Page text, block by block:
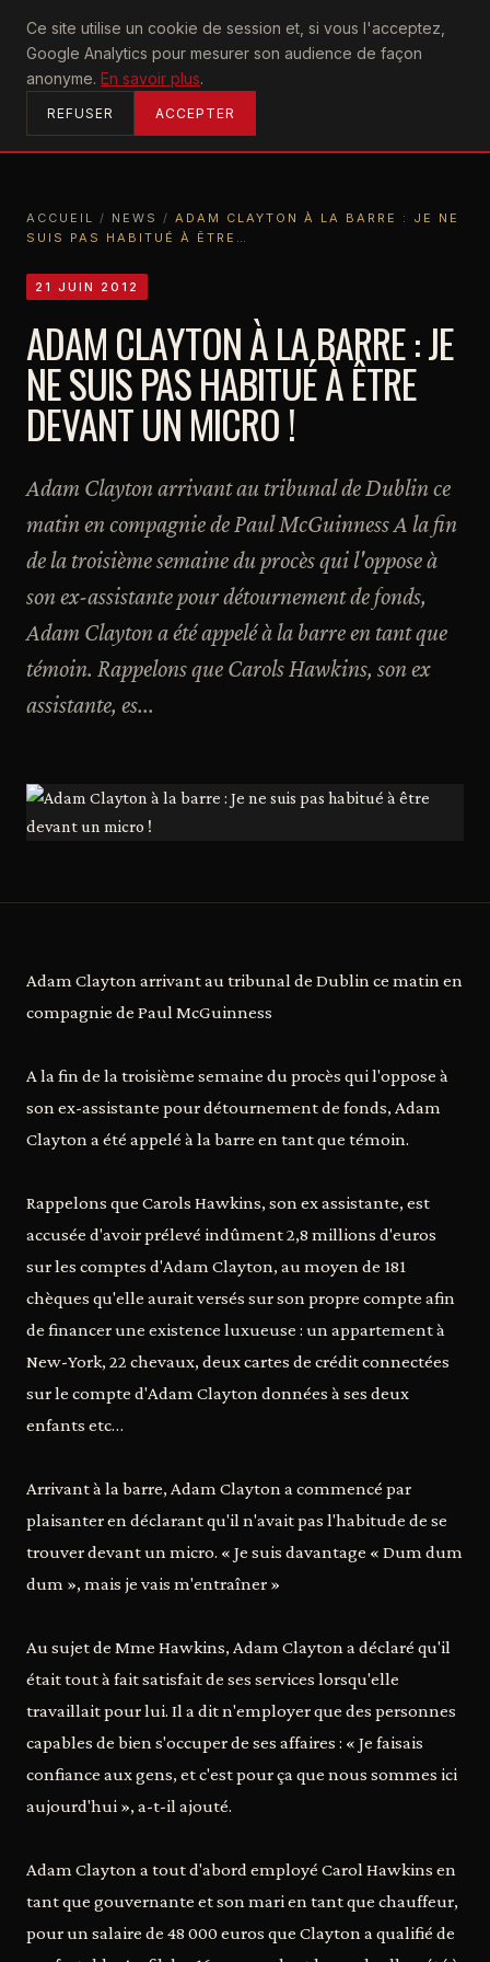
Ce site utilise un cookie de session et, si vous l'acceptez,
Google Analytics pour mesurer son audience de façon
anonyme. En savoir plus.
REFUSER ACCEPTER
U2achtung
ACCUEIL
ACCUEIL / NEWS / ADAM CLAYTON À LA BARRE : JE NE
SUIS PAS HABITUÉ À ÊTRE…
21 JUIN 2012
ADAM CLAYTON À LA BARRE : JE
NE SUIS PAS HABITUÉ À ÊTRE
DEVANT UN MICRO !
Adam Clayton arrivant au tribunal de Dublin ce
matin en compagnie de Paul McGuinness A la fin
de la troisième semaine du procès qui l'oppose à
son ex-assistante pour détournement de fonds,
Adam Clayton a été appelé à la barre en tant que
témoin. Rappelons que Carols Hawkins, son ex
assistante, es...
Adam Clayton arrivant au tribunal de Dublin ce matin en
compagnie de Paul McGuinness
A la fin de la troisième semaine du procès qui l'oppose à
son ex-assistante pour détournement de fonds, Adam
Clayton a été appelé à la barre en tant que témoin.
Rappelons que Carols Hawkins, son ex assistante, est
accusée d'avoir prélevé indûment 2,8 millions d'euros
sur les comptes d'Adam Clayton, au moyen de 181
chèques qu'elle aurait versés sur son propre compte afin
de financer une existence luxueuse : un appartement à
New-York, 22 chevaux, deux cartes de crédit connectées
sur le compte d'Adam Clayton données à ses deux
enfants etc…
Arrivant à la barre, Adam Clayton a commencé par
plaisanter en déclarant qu'il n'avait pas l'habitude de se
trouver devant un micro. « Je suis davantage « Dum dum
dum », mais je vais m'entraîner »
Au sujet de Mme Hawkins, Adam Clayton a déclaré qu'il
était tout à fait satisfait de ses services lorsqu'elle
travaillait pour lui. Il a dit n'employer que des personnes
capables de bien s'occuper de ses affaires : « Je faisais
confiance aux gens, et c'est pour ça que nous sommes ici
aujourd'hui », a-t-il ajouté.
Adam Clayton a tout d'abord employé Carol Hawkins en
tant que gouvernante et son mari en tant que chauffeur,
pour un salaire de 48 000 euros que Clayton a qualifié de